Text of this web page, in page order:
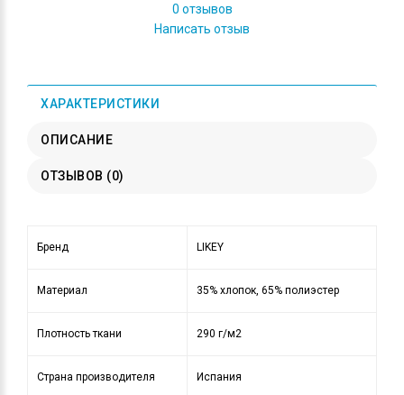
0 отзывов
Написать отзыв
ХАРАКТЕРИСТИКИ
ОПИСАНИЕ
ОТЗЫВОВ (0)
Бренд LIKEY
Материал 35% хлопок, 65% полиэстер
Плотность ткани 290 г/м2
Страна производителя Испания